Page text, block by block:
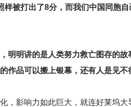
被打出了8分，而我们中国同胞
明明讲的是人类努力救亡图存的
作品可以搬上银幕，还有人是见不
，影响力如此巨大，就连好莱坞